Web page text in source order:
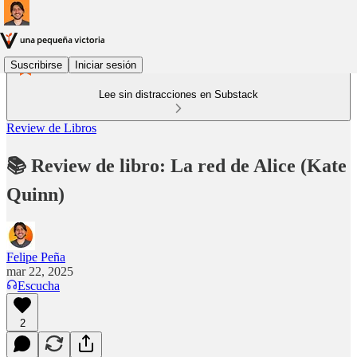
Suscribirse Iniciar sesión
Lee sin distracciones en Substack
Review de Libros
📚 Review de libro: La red de Alice (Kate
Quinn)
Felipe Peña
mar 22, 2025
Escucha
2